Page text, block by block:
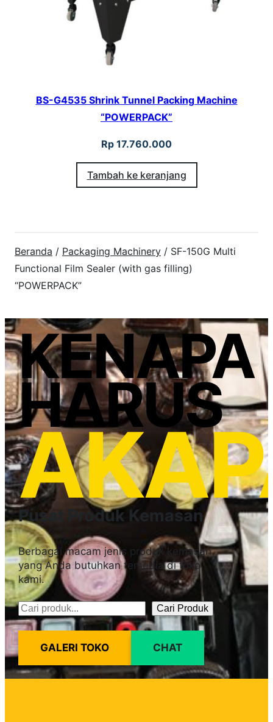
BS-G4535 Shrink Tunnel Packing Machine
“POWERPACK”
Rp 17.760.000
Tambah ke keranjang
Beranda / Packaging Machinery / SF-150G Multi
Functional Film Sealer (with gas filling)
“POWERPACK”
KENAPA
HARUS
Pusat Produk Kemasan
Berbagai macam jenis produk kemasan
yang Anda butuhkan tersedia di toko
kami.
Pencarian Cari Produk
GALERI TOKO CHAT